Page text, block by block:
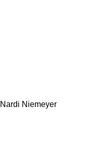
Nardi Niemeyer